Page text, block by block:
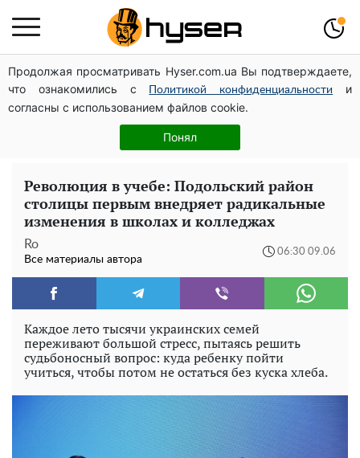
Продолжая просматривать Hyser.com.ua Вы подтверждаете,
что ознакомились с
Политикой конфиденциальности
и
согласны с использованием файлов cookie.
Понял
Дроны с наценкой: Александр Конотопский вывел
миллионы оборонного бюджета через фиктивную
фирму в Эстонии
Жаль, что такое сейчас не делают для села: как
выглядел редкий ЗАЗ "Таврия" итальянской сборки
Революция в учебе: Подольский район
столицы первым внедряет радикальные
изменения в школах и колледжах
Ro
Все материалы автора
06:30 09.06
Каждое лето тысячи украинских семей
переживают большой стресс, пытаясь решить
судьбоносный вопрос: куда ребенку пойти
учиться, чтобы потом не остаться без куска хлеба.